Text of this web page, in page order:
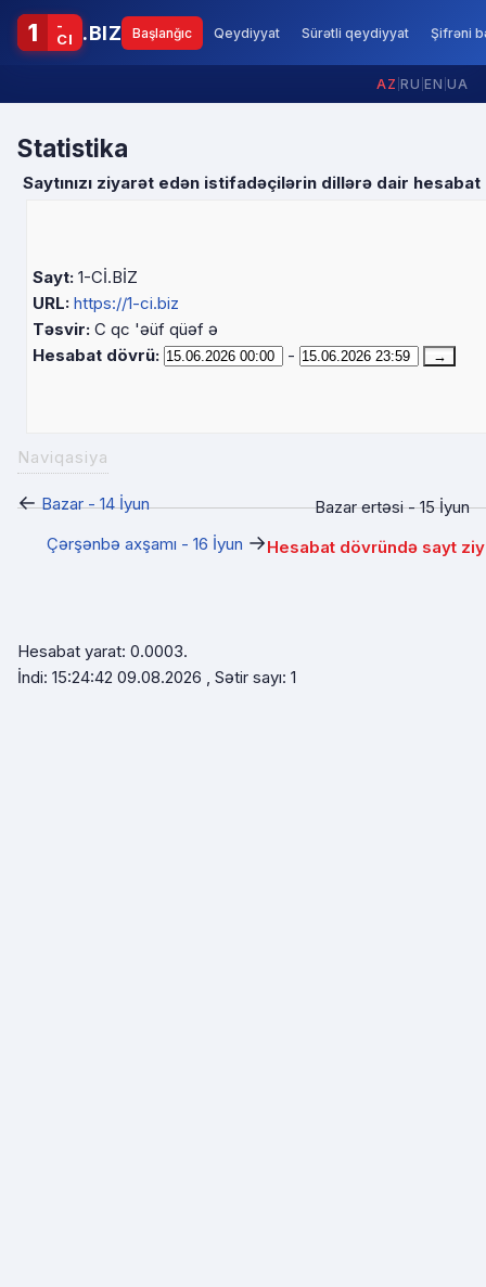
1
-
CI
.BIZ Başlanğıc Qeydiyyat Sürətli qeydiyyat Şifrəni
AZ RU EN UA
Statistika
Saytınızı ziyarət edən istifadəçilərin dillərə dair hesabat
Sayt: 1-Cİ.BİZ
URL: https://1-ci.biz
Təsvir: C qc 'əüf qüəf ə
Hesabat dövrü:
-
Naviqasiya
← Bazar - 14 İyun
Bazar ertəsi - 15 İyun
Çərşənbə axşamı - 16 İyun →Hesabat dövründə sayt
Hesabat yarat: 0.0003.
İndi: 15:24:42 09.08.2026 , Sətir sayı: 1